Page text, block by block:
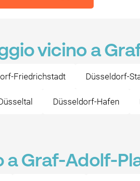
vicino a
Friedrichstadt Düsseldorf-
Düsseldorf-Hafen
a Graf-Adolf-